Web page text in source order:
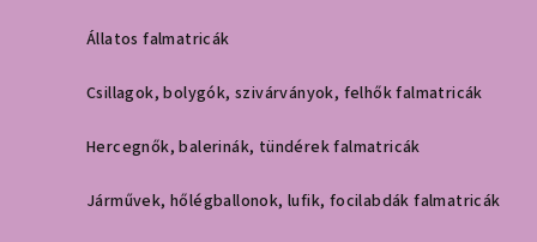
Állatos falmatricák
Csillagok, bolygók, szivárványok, felhők falmatricák
Hercegnők, balerinák, tündérek falmatricák
Járművek, hőlégballonok, lufik, focilabdák falmatricák